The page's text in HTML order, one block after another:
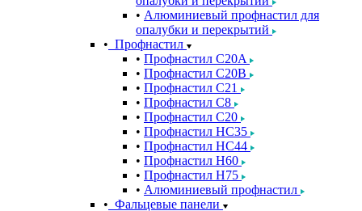
Алюминиевый профнастил для
опалубки и перекрытий
Профнастил
Профнастил С20A
Профнастил С20B
Профнастил С21
Профнастил С8
Профнастил С20
Профнастил НС35
Профнастил НС44
Профнастил Н60
Профнастил Н75
Алюминиевый профнастил
Фальцевые панели